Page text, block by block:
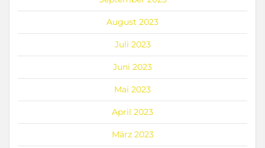
August 2023
Juli 2023
Juni 2023
Mai 2023
April 2023
März 2023